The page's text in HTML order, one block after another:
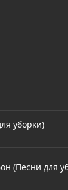
уборки)
(Песни для